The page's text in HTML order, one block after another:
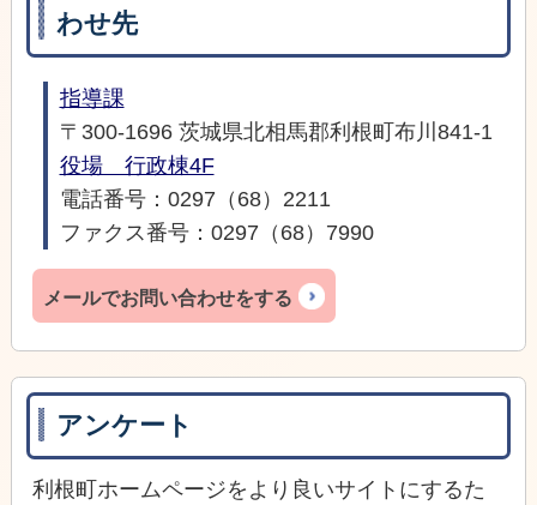
わせ先
指導課
〒300-1696 茨城県北相馬郡利根町布川841-1
役場 行政棟4F
電話番号：0297（68）2211
ファクス番号：0297（68）7990
メールでお問い合わせをする
アンケート
利根町ホームページをより良いサイトにするた